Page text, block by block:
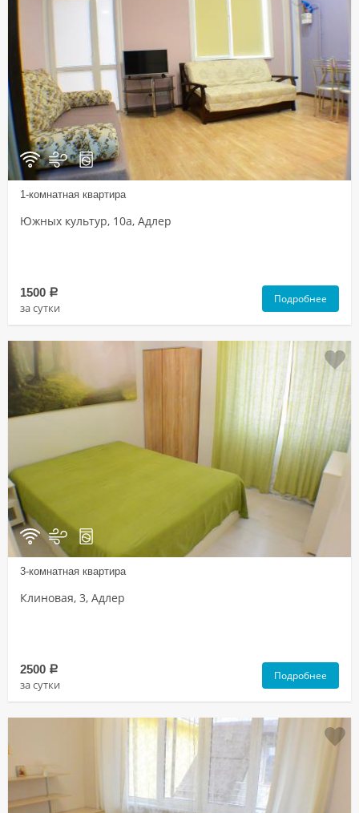
1-комнатная квартира
Южных культур, 10а, Адлер
1500 a
за сутки
Подробнее
3-комнатная квартира
Клиновая, 3, Адлер
2500 a
за сутки
Подробнее